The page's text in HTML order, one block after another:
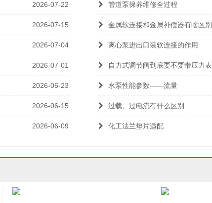
2026-07-22
2026-07-15
2026-07-04
2026-07-01
2026-06-23
2026-06-15
2026-06-09
管道泵保养维修全过程
金属软连接和金属补偿器有啥区别
离心泵进出口装软连接的作用
自力式调节阀到底要不要带压力表
水泵性能参数——流量
过载、过电流有什么区别
化工法兰垫片适配